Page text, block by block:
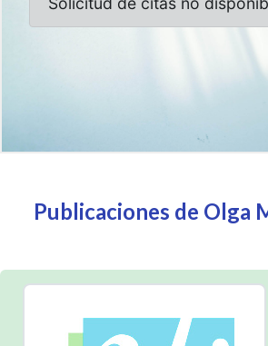
Publicaciones de Olga